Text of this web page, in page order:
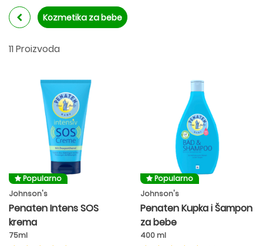
Kozmetika za bebe
11 Proizvoda
Popularno
Johnson's
Penaten Intens SOS
krema
75ml
Popularno
Johnson's
Penaten Kupka i Šampon
za bebe
400 ml